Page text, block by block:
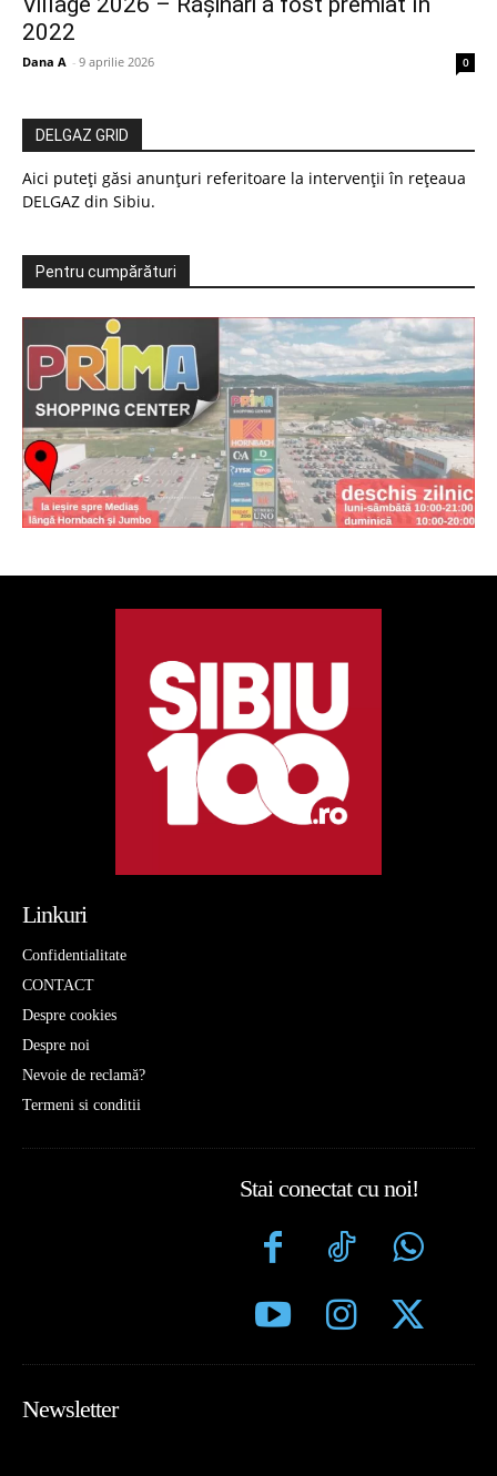
2022
Dana A - 9 aprilie 2026 0
DELGAZ GRID
Aici puteți găsi anunțuri referitoare la intervenții în rețeaua
DELGAZ din Sibiu.
Pentru cumpărături
Linkuri
Confidentialitate
CONTACT
Despre cookies
Despre noi
Nevoie de reclamă?
Termeni si conditii
Stai conectat cu noi!
Newsletter